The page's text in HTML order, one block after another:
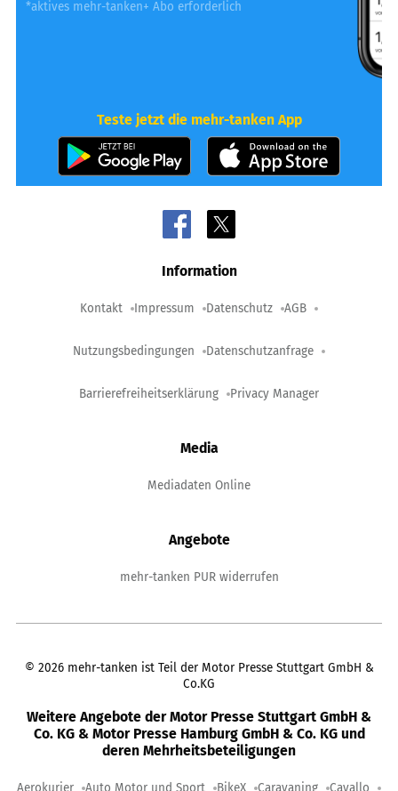
*aktives mehr-tanken+ Abo erforderlich
Teste jetzt die mehr-tanken App
Information
Kontakt Impressum Datenschutz AGB
Nutzungsbedingungen Datenschutzanfrage
Barrierefreiheitserklärung Privacy Manager
Media
Mediadaten Online
Angebote
mehr-tanken PUR widerrufen
© 2026 mehr-tanken ist Teil der Motor Presse Stuttgart GmbH &
Co.KG
Weitere Angebote der Motor Presse Stuttgart GmbH &
Co. KG & Motor Presse Hamburg GmbH & Co. KG und
deren Mehrheitsbeteiligungen
Aerokurier Auto Motor und Sport BikeX Caravaning Cavallo